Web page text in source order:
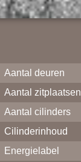
Aantal deuren
Aantal zitplaatsen
Aantal cilinders
Cilinderinhoud
Energielabel